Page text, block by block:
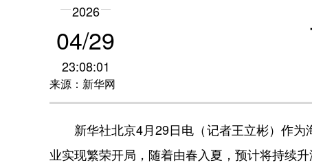
2026
04/29
23:08:01
来源：新华网
新华社北京4月29日电（记者王立彬）作为
业实现繁荣开局，随着由春入夏，预计将持续升